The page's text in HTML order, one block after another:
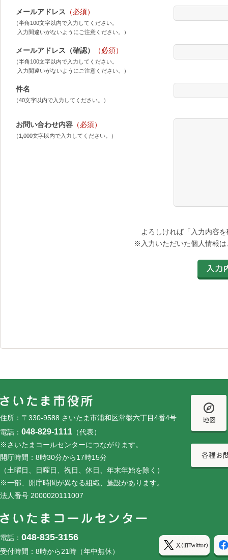
メールアドレス （必須）
（半角100文字以内で入力してください。
入力間違いがないようにご注意ください。）
メールアドレス（確認） （必須）
（半角100文字以内で入力してください。
入力間違いがないようにご注意ください。）
件名
（40文字以内で入力してください。）
お問い合わせ内容 （必須）
（1,000文字以内で入力してください。）
よろしければ「入力内容
※入力いただいた個人情報
住所：〒330-9588 さいたま市浦和区常盤六丁目4番4号
電話： 048-829-1111 （代表）
※さいたまコールセンターにつながります。
開庁時間：8時30分から17時15分
（土曜日、日曜日、祝日、休日、年末年始を除く）
※一部、開庁時間が異なる組織、施設があります。
法人番号 2000020111007
電話： 048-835-3156
受付時間：8時から21時（年中無休）